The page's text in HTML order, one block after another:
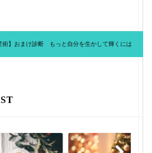
術】おまけ診断 もっと自分を生かして輝くには